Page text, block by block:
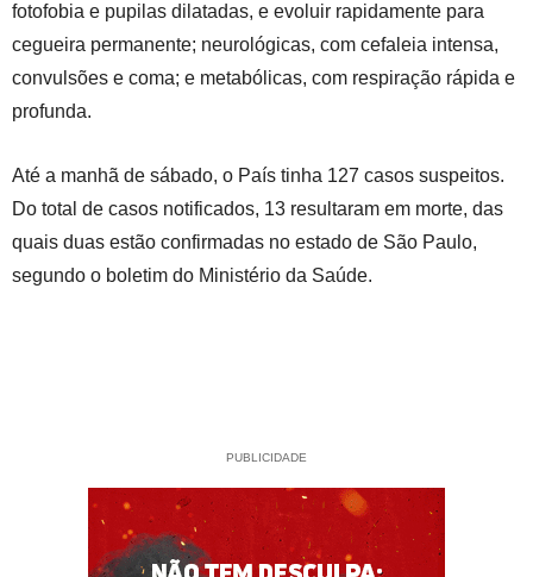
fotofobia e pupilas dilatadas, e evoluir rapidamente para
cegueira permanente; neurológicas, com cefaleia intensa,
convulsões e coma; e metabólicas, com respiração rápida e
profunda.
Até a manhã de sábado, o País tinha 127 casos suspeitos.
Do total de casos notificados, 13 resultaram em morte, das
quais duas estão confirmadas no estado de São Paulo,
segundo o boletim do Ministério da Saúde.
PUBLICIDADE